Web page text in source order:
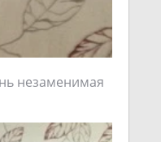
незаменимая